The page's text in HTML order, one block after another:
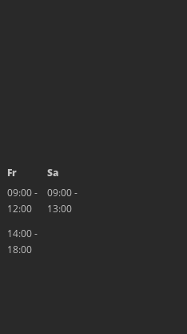
Fr
Sa
09:00 -
12:00
09:00 -
13:00
14:00 -
18:00